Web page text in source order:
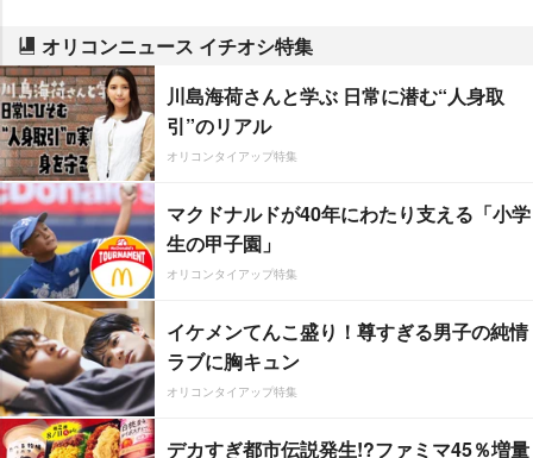
オリコンニュース イチオシ特集
川島海荷さんと学ぶ 日常に潜む“人身取
引”のリアル
オリコンタイアップ特集
マクドナルドが40年にわたり支える「小学
生の甲子園」
オリコンタイアップ特集
イケメンてんこ盛り！尊すぎる男子の純情
ラブに胸キュン
オリコンタイアップ特集
デカすぎ都市伝説発生!?ファミマ45％増量